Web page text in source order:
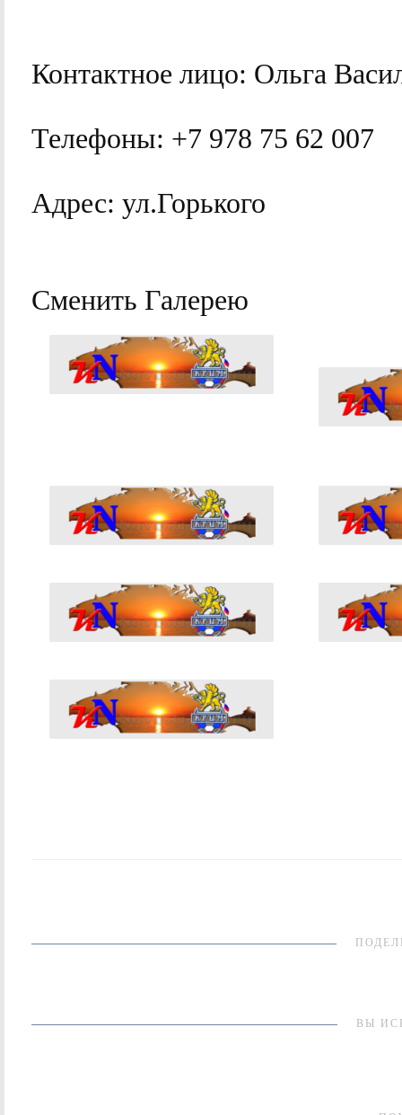
Контактное лицо: Ольга
Телефоны: +7 978 75 62 007
Адрес: ул.Горького
Сменить Галерею
ВЫ